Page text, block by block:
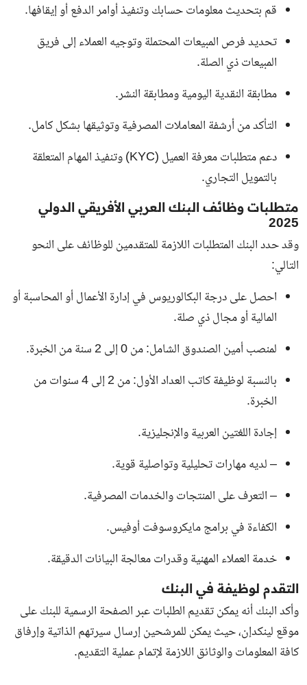
قم بتحديث معلومات حسابك وتنفيذ أوامر الدفع أو إيقافها.
تحديد فرص المبيعات المحتملة وتوجيه العملاء إلى فريق
المبيعات ذي الصلة.
مطابقة النقدية اليومية ومطابقة النشر.
التأكد من أرشفة المعاملات المصرفية وتوثيقها بشكل كامل.
دعم متطلبات معرفة العميل (KYC) وتنفيذ المهام المتعلقة
بالتمويل التجاري.
متطلبات وظائف البنك العربي الأفريقي الدولي
2025
وقد حدد البنك المتطلبات اللازمة للمتقدمين للوظائف على النحو
التالي:
احصل على درجة البكالوريوس في إدارة الأعمال أو المحاسبة أو
المالية أو مجال ذي صلة.
لمنصب أمين الصندوق الشامل: من 0 إلى 2 سنة من الخبرة.
بالنسبة لوظيفة كاتب العداد الأول: من 2 إلى 4 سنوات من
الخبرة.
إجادة اللغتين العربية والإنجليزية.
– لديه مهارات تحليلية وتواصلية قوية.
– التعرف على المنتجات والخدمات المصرفية.
الكفاءة في برامج مايكروسوفت أوفيس.
خدمة العملاء المهنية وقدرات معالجة البيانات الدقيقة.
التقدم لوظيفة في البنك
وأكد البنك أنه يمكن تقديم الطلبات عبر الصفحة الرسمية للبنك على
موقع لينكدإن، حيث يمكن للمرشحين إرسال سيرتهم الذاتية وإرفاق
كافة المعلومات والوثائق اللازمة لإتمام عملية التقديم.